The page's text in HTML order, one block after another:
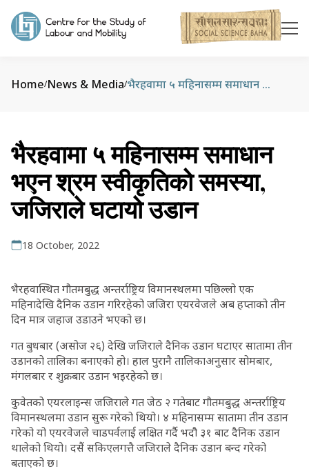
Home/News & Media/ भैरहवामा ५ महिनासम्म समाधान भएन श्रम स्वीकृतिको समस्या, जजिराले घटायो उडान
भैरहवामा ५ महिनासम्म समाधान
भएन श्रम स्वीकृतिको समस्या,
जजिराले घटायो उडान
18 October, 2022
भैरहवास्थित गौतमबुद्ध अन्तर्राष्ट्रिय विमानस्थलमा पछिल्लो एक
महिनादेखि दैनिक उडान गरिरहेको जजिरा एयरवेजले अब हप्ताको तीन
दिन मात्र जहाज उडाउने भएको छ।
गत बुधबार (असोज २६) देखि जजिराले दैनिक उडान घटाएर सातामा तीन
उडानको तालिका बनाएको हो। हाल पुरानै तालिकाअनुसार सोमबार,
मंगलबार र शुक्रबार उडान भइरहेको छ।
कुवेतको एयरलाइन्स जजिराले गत जेठ २ गतेबाट गौतमबुद्ध अन्तर्राष्ट्रिय
विमानस्थलमा उडान सुरू गरेको थियो। ४ महिनासम्म सातामा तीन उडान
गरेको यो एयरवेजले चाडपर्वलाई लक्षित गर्दै भदौ ३१ बाट दैनिक उडान
थालेको थियो। दसैं सकिएलगत्तै जजिराले दैनिक उडान बन्द गरेको
बताएको छ।